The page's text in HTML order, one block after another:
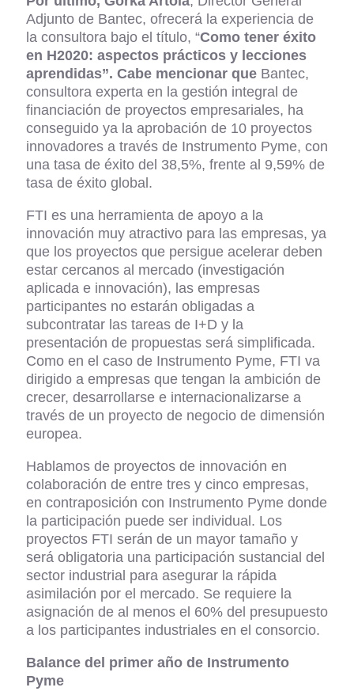
Adjunto de Bantec, ofrecerá la experiencia de
la consultora bajo el título, “Como tener éxito
en H2020: aspectos prácticos y lecciones
aprendidas”. Cabe mencionar que Bantec,
consultora experta en la gestión integral de
financiación de proyectos empresariales, ha
conseguido ya la aprobación de 10 proyectos
innovadores a través de Instrumento Pyme, con
una tasa de éxito del 38,5%, frente al 9,59% de
tasa de éxito global.
FTI es una herramienta de apoyo a la
innovación muy atractivo para las empresas, ya
que los proyectos que persigue acelerar deben
estar cercanos al mercado (investigación
aplicada e innovación), las empresas
participantes no estarán obligadas a
subcontratar las tareas de I+D y la
presentación de propuestas será simplificada.
Como en el caso de Instrumento Pyme, FTI va
dirigido a empresas que tengan la ambición de
crecer, desarrollarse e internacionalizarse a
través de un proyecto de negocio de dimensión
europea.
Hablamos de proyectos de innovación en
colaboración de entre tres y cinco empresas,
en contraposición con Instrumento Pyme donde
la participación puede ser individual. Los
proyectos FTI serán de un mayor tamaño y
será obligatoria una participación sustancial del
sector industrial para asegurar la rápida
asimilación por el mercado. Se requiere la
asignación de al menos el 60% del presupuesto
a los participantes industriales en el consorcio.
Balance del primer año de Instrumento
Pyme